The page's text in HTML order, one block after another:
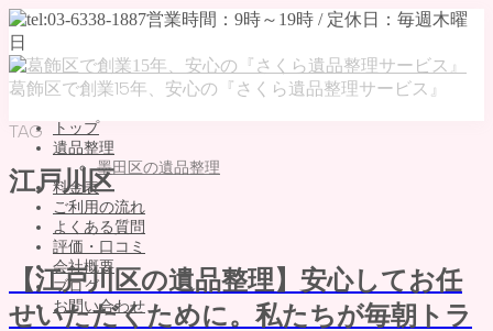
葛飾区で創業15年、安心の『さくら遺品整理サービス』
トップ
遺品整理
墨田区の遺品整理
料金表
ご利用の流れ
よくある質問
評価・口コミ
会社概要
ブログ
お問い合わせ
TAG
江戸川区
【江戸川区の遺品整理】安心してお任
せいただくために。私たちが毎朝トラ